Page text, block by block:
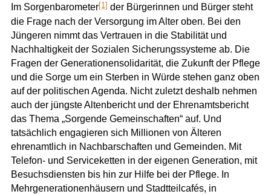
Im Sorgenbarometer[1] der Bürgerinnen und Bürger steht
die Frage nach der Versorgung im Alter oben. Bei den
Jüngeren nimmt das Vertrauen in die Stabilität und
Nachhaltigkeit der Sozialen Sicherungssysteme ab. Die
Fragen der Generationensolidarität, die Zukunft der Pflege
und die Sorge um ein Sterben in Würde stehen ganz oben
auf der politischen Agenda. Nicht zuletzt deshalb nehmen
auch der jüngste Altenbericht und der Ehrenamtsbericht
das Thema „Sorgende Gemeinschaften“ auf. Und
tatsächlich engagieren sich Millionen von Älteren
ehrenamtlich in Nachbarschaften und Gemeinden. Mit
Telefon- und Serviceketten in der eigenen Generation, mit
Besuchsdiensten bis hin zur Hilfe bei der Pflege. In
Mehrgenerationenhäusern und Stadtteilcafés, in